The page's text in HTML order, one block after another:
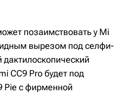
позаимствовать у Mi
вырезом под селфи-
CC9 Pro будет под
Pie с фирменной